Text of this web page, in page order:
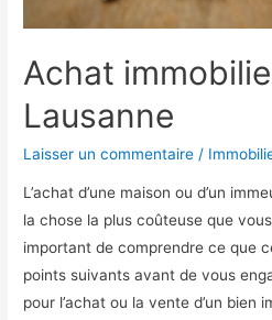
Achat
Lausanne
Laisser un commentaire /
L’achat d’une maison ou d’un
la chose la plus coûteuse que
important de comprendre ce que
points suivants avant de vous
pour l’achat ou la vente d’un bien